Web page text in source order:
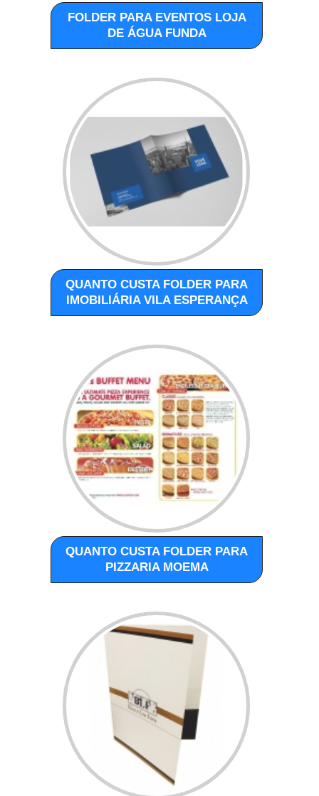
FOLDER PARA EVENTOS LOJA
DE ÁGUA FUNDA
QUANTO CUSTA FOLDER PARA
IMOBILIÁRIA VILA ESPERANÇA
QUANTO CUSTA FOLDER PARA
PIZZARIA MOEMA